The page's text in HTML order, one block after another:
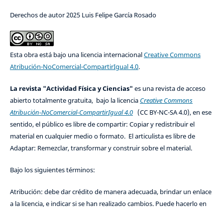
Derechos de autor 2025 Luis Felipe García Rosado
Esta obra está bajo una licencia internacionalCreative Commons
Atribución-NoComercial-CompartirIgual 4.0.
La revista "Actividad Física y Ciencias" es una revista de acceso
abierto totalmente gratuita, bajo la licencia Creative Commons
Atribución-NoComercial-CompartirIgual 4.0(CC BY-NC-SA 4.0), en ese
sentido, el público es libre de compartir: Copiar y redistribuir el
material en cualquier medio o formato. El articulista es libre de
Adaptar: Remezclar, transformar y construir sobre el material.
Bajo los siguientes términos:
Atribución: debe dar crédito de manera adecuada, brindar un enlace
a la licencia, e indicar si se han realizado cambios. Puede hacerlo en